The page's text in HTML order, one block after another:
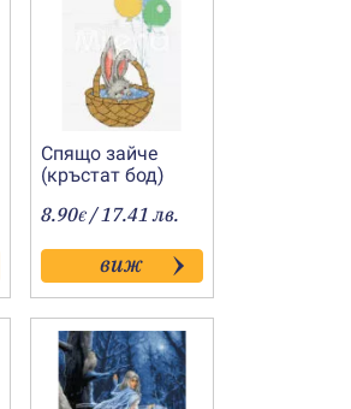
Спящо зайче
(кръстат бод)
8.90€/ 17.41 лв.
виж